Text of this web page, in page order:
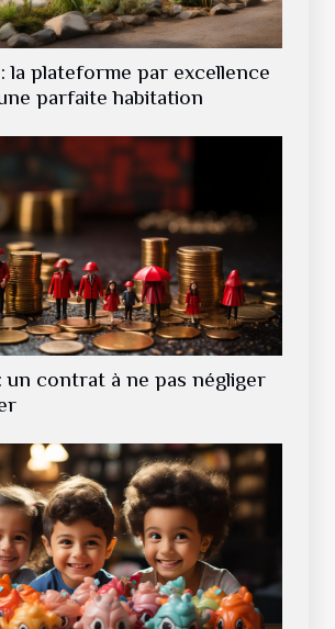
la plateforme par excellence
parfaite habitation
un contrat à ne pas négliger